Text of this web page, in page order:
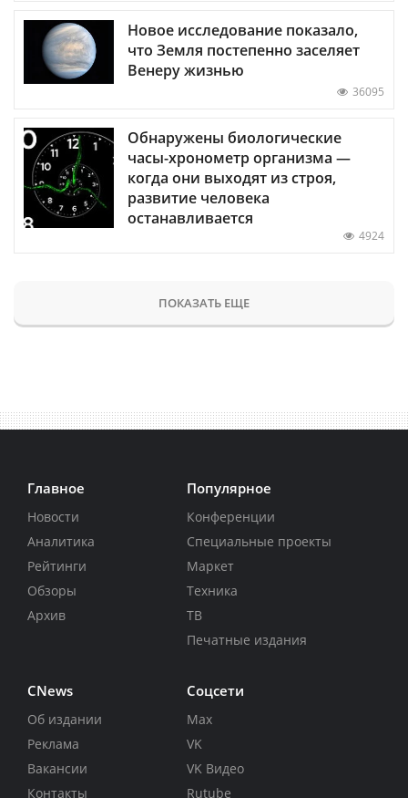
Новое исследование показало,
что Земля постепенно заселяет
Венеру жизнью
36095
Обнаружены биологические
часы-хронометр организма —
когда они выходят из строя,
развитие человека
останавливается
4924
ПОКАЗАТЬ ЕЩЕ
Главное
Новости
Аналитика
Рейтинги
Обзоры
Архив
Популярное
Конференции
Специальные проекты
Маркет
Техника
ТВ
Печатные издания
CNews
Об издании
Реклама
Вакансии
Контакты
Соцсети
Max
VK
VK Видео
Rutube